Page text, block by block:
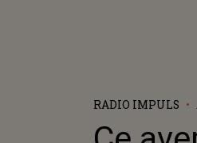
RADIO IMPULS